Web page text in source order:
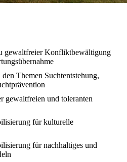
gewaltfreier Konfliktbewältigung
Themen Suchtentstehung,
gewaltfreien und toleranten
für kulturelle
für nachhaltiges und